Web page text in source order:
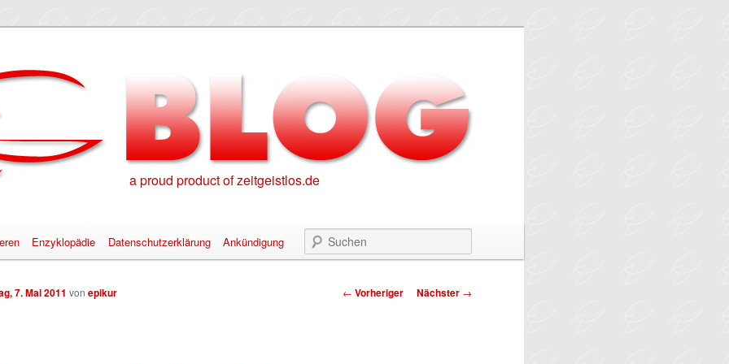
a proud product of zeitgeistlos.de
springen
springen
Enzyklopädie Datenschutzerklärung Ankündigung
Beitragsnavigation
← Vorheriger Nächster →
7. Mai 2011 von epikur